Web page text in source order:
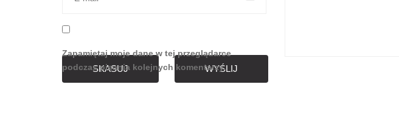
Zapamiętaj moje dane w tej przeglądarce
podczas pisania kolejnych komentarzy.
SKASUJ WYŚLIJ